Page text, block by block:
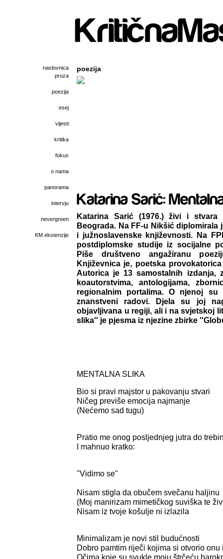
naslovnica
proza
poezija
esej
vijesti
kritika
fokus
o nama
panorama
intervju
nevergreen
KM ekstenzije
poezija
Katarina Sarić (1976.) živi i
Beograda. Na FF-u Nikšić diplomirala
i južnoslavenske književnosti. Na
postdiplomske studije iz socijalne
Piše društveno angažiranu
Književnica je, poetska
Autorica je 13 samostalnih izdanja,
koautorstvima, antologijama,
regionalnim portalima. O njenoj
znanstveni radovi. Djela su joj
objavljivana u regiji, ali i na svjetskoj
slika'' je pjesma iz njezine zbirke
MENTALNA SLIKA
Bio si pravi majstor u pakovanju stvari
Ničeg previše emocija najmanje
(Nećemo sad tugu)
Pratio me onog posljednjeg jutra do
I mahnuo kratko:
''Vidimo se"
Nisam stigla da obučem svečanu haljinu
(Moj manirizam mimetičkog suviška te
Nisam iz tvoje košulje ni izlazila
Minimalizam je novi stil budućnosti
Dobro pamtim riječi kojima si otvorio
Očima koje su svukle moju štrčeću